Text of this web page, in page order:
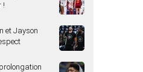
!
et Jayson